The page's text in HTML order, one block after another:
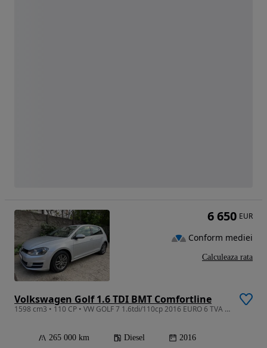
Volkswagen Golf 1.6 TDI BMT Comfortline
1598 cm3 • 110 CP • VW GOLF 7 1.6tdi/110cp 2016 EURO 6 TVA Deductibil
265 000 km Diesel 2016
6 650 EUR
Conform mediei
Calculeaza rata